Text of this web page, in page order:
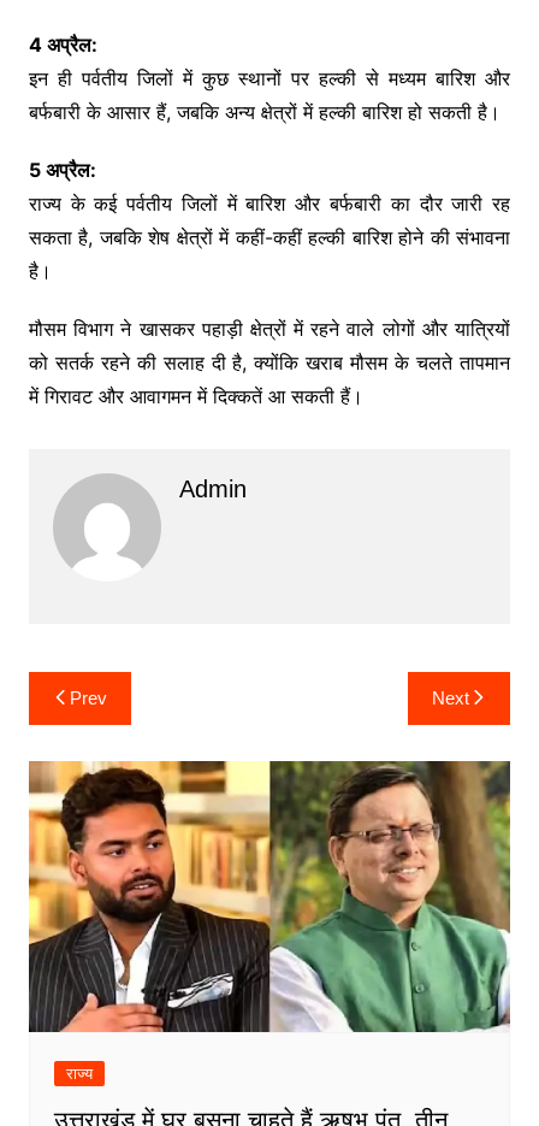
4 अप्रैल:
इन ही पर्वतीय जिलों में कुछ स्थानों पर हल्की से मध्यम बारिश और
बर्फबारी के आसार हैं, जबकि अन्य क्षेत्रों में हल्की बारिश हो सकती है।
5 अप्रैल:
राज्य के कई पर्वतीय जिलों में बारिश और बर्फबारी का दौर जारी रह
सकता है, जबकि शेष क्षेत्रों में कहीं-कहीं हल्की बारिश होने की संभावना
है।
मौसम विभाग ने खासकर पहाड़ी क्षेत्रों में रहने वाले लोगों और यात्रियों
को सतर्क रहने की सलाह दी है, क्योंकि खराब मौसम के चलते तापमान
में गिरावट और आवागमन में दिक्कतें आ सकती हैं।
Admin
Post
navigation
Prev Next
राज्य
उत्तराखंड में घर बसना चाहते हैं ऋषभ पंत, तीन